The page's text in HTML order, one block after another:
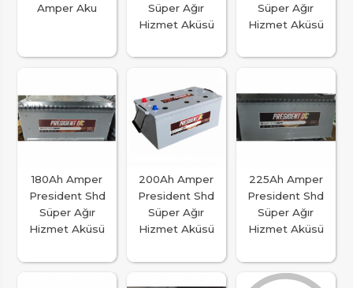
Amper Aku
Süper Ağır
Hizmet Aküsü
Süper Ağır
Hizmet Aküsü
180Ah Amper
President Shd
Süper Ağır
Hizmet Aküsü
200Ah Amper
President Shd
Süper Ağır
Hizmet Aküsü
225Ah Amper
President Shd
Süper Ağır
Hizmet Aküsü